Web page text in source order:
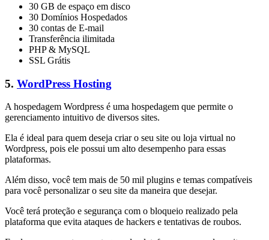
30 GB de espaço em disco
30 Domínios Hospedados
30 contas de E-mail
Transferência ilimitada
PHP & MySQL
SSL Grátis
5. WordPress Hosting
A hospedagem Wordpress é uma hospedagem que permite o
gerenciamento intuitivo de diversos sites.
Ela é ideal para quem deseja criar o seu site ou loja virtual no
Wordpress, pois ele possui um alto desempenho para essas
plataformas.
Além disso, você tem mais de 50 mil plugins e temas compatíveis
para você personalizar o seu site da maneira que desejar.
Você terá proteção e segurança com o bloqueio realizado pela
plataforma que evita ataques de hackers e tentativas de roubos.